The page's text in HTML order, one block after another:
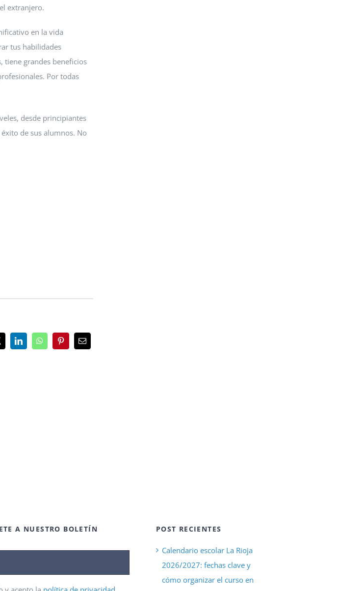
extranjero.
en la vida
tus habilidades
tiene grandes beneficios
Por todas
desde principiantes
de sus alumnos. No
A NUESTRO BOLETÍN POST RECIENTES
Calendario escolar La Rioja
2026/2027: fechas clave y
cómo organizar el curso en